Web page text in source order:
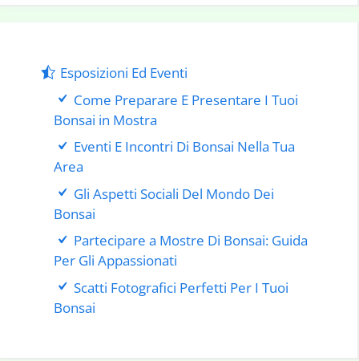
Esposizioni Ed Eventi
Come Preparare E Presentare I Tuoi
Bonsai in Mostra
Eventi E Incontri Di Bonsai Nella Tua
Area
Gli Aspetti Sociali Del Mondo Dei
Bonsai
Partecipare a Mostre Di Bonsai: Guida
Per Gli Appassionati
Scatti Fotografici Perfetti Per I Tuoi
Bonsai